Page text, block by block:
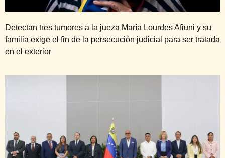
Detectan tres tumores a la jueza María Lourdes Afiuni y su
familia exige el fin de la persecución judicial para ser tratada
en el exterior